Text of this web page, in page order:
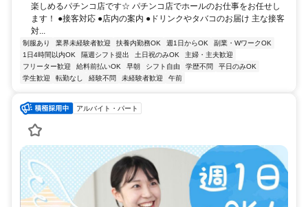
楽しめるパチンコ店です☆ パチンコ店でホールのお仕事をお任せし
ます！ ●接客対応 ●店内の案内 ●ドリンクやタバコのお届け 主な接客
対...
制服あり 業界未経験者歓迎 扶養内勤務OK 週1日からOK
副業・WワークOK
1日4時間以内OK
隔週シフト提出 土日祝のみOK
主婦・主夫歓迎
フリーター歓迎
給料前払いOK 早朝 シフト自由 学歴不問
平日のみOK
学生歓迎
転勤なし 経験不問 未経験者歓迎 午前
アルバイト・パート